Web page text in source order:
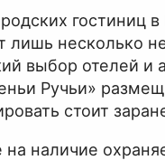
гостиниц в
несколько
выбор отелей и
Ручьи»
стоит
наличие